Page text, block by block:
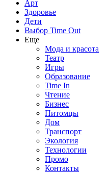
Арт
Здоровье
Дети
Выбор Time Out
Еще
Мода и красота
Театр
Игры
Образование
Time In
Чтение
Бизнес
Питомцы
Дом
Транспорт
Экология
Технологии
Промо
Контакты